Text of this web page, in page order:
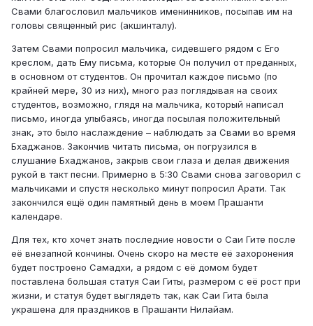
Свами благословил мальчиков именинников, посыпав им на
головы священный рис (акшинталу).
Затем Свами попросил мальчика, сидевшего рядом с Его
креслом, дать Ему письма, которые Он получил от преданных,
в основном от студентов. Он прочитал каждое письмо (по
крайней мере, 30 из них), много раз поглядывая на своих
студентов, возможно, глядя на мальчика, который написал
письмо, иногда улыбаясь, иногда посылая положительный
знак, это было наслаждение – наблюдать за Свами во время
Бхаджанов. Закончив читать письма, он погрузился в
слушание Бхаджанов, закрыв свои глаза и делая движения
рукой в такт песни. Примерно в 5:30 Свами снова заговорил с
мальчиками и спустя несколько минут попросил Арати. Так
закончился ещё один памятный день в моем Прашанти
календаре.
Для тех, кто хочет знать последние новости о Саи Гите после
её внезапной кончины. Очень скоро на месте её захоронения
будет построено Самадхи, а рядом с её домом будет
поставлена большая статуя Саи Гиты, размером с её рост при
жизни, и статуя будет выглядеть так, как Саи Гита была
украшена для праздников в Прашанти Нилайам.